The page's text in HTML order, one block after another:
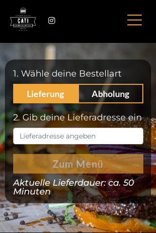
1. Wähle deine Bestellart
Lieferung
Abholung
2. Gib deine Lieferadresse ein
Zum Menü
Aktuelle Lieferdauer: ca. 50
Minuten